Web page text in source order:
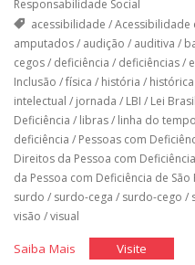
Responsabilidade Social
acessibilidade /Acessibilidade
amputados/ audição / auditiva /
cegos/ deficiência / deficiências/
Inclusão /física / história / histórica
intelectual / jornada / LBI / Lei
Deficiência / libras/ linha do tempo
deficiência / Pessoas com
Direitos da Pessoa com Deficiência
da Pessoa com Deficiência de São
surdo / surdo-cega / surdo-cego /
visão /visual
Saiba Mais"JornadaVisite"Jornada